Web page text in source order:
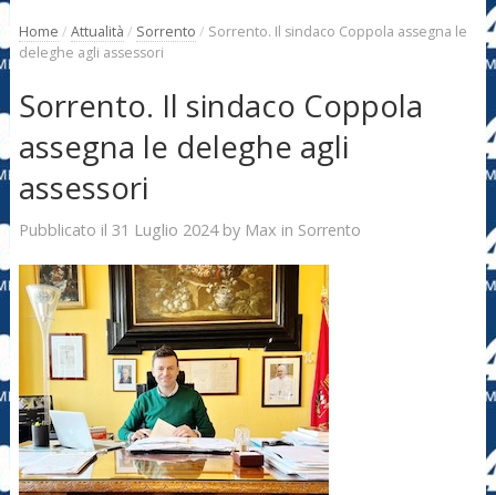
Home / Attualità / Sorrento / Sorrento. Il sindaco Coppola assegna le
deleghe agli assessori
Sorrento. Il sindaco Coppola
assegna le deleghe agli
assessori
Pubblicato il 31 Luglio 2024by Max in Sorrento